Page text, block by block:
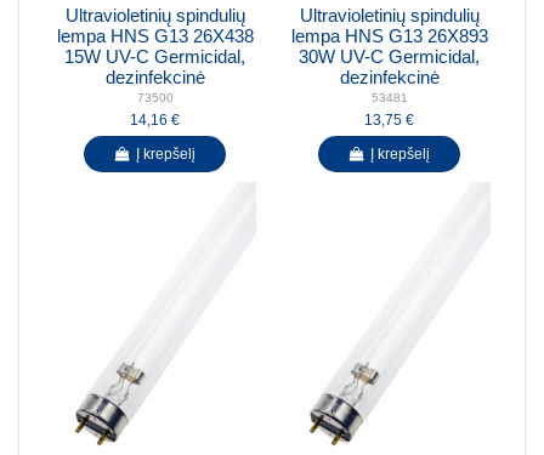
Ultravioletinių spindulių
lempa HNS G13 26X438
15W UV-C Germicidal,
dezinfekcinė
73500
14,16 €
Į krepšelį
Ultravioletinių spindulių
lempa HNS G13 26X893
30W UV-C Germicidal,
dezinfekcinė
53481
13,75 €
Į krepšelį